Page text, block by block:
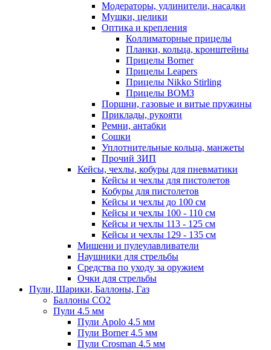
Модераторы, удлинители, насадки
Мушки, целики
Оптика и крепления
Коллиматорные прицелы
Планки, кольца, кронштейны
Прицелы Borner
Прицелы Leapers
Прицелы Nikko Stirling
Прицелы ВОМЗ
Поршни, газовые и витые пружины
Приклады, рукояти
Ремни, антабки
Сошки
Уплотнительные кольца, манжеты
Прочий ЗИП
Кейсы, чехлы, кобуры для пневматики
Кейсы и чехлы для пистолетов
Кобуры для пистолетов
Кейсы и чехлы до 100 см
Кейсы и чехлы 100 - 110 см
Кейсы и чехлы 113 - 125 см
Кейсы и чехлы 129 - 135 см
Мишени и пулеулавливатели
Наушники для стрельбы
Средства по уходу за оружием
Очки для стрельбы
Пули, Шарики, Баллоны, Газ
Баллоны CO2
Пули 4.5 мм
Пули Apolo 4.5 мм
Пули Borner 4.5 мм
Пули Crosman 4.5 мм